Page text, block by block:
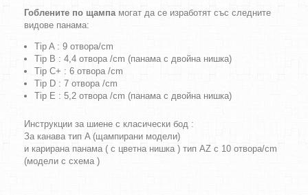
Гоблените по щампамогат да се изработят със следните
видове панама:
Tip A : 9 отвора/cm
Tip B : 4,4 отвора /cm (панама с двойна нишка)
Tip C+ : 6 отвора /cm
Tip D : 7 отвора /cm
Tip E : 5,2 отвора /cm (панама с двойна нишка)
Инструкции за шиене с класически бод :
За канава тип A (щампирани модели)
и карирана панама ( с цветна нишка ) тип AZ с 10 отвора/cm
(модели с схема )